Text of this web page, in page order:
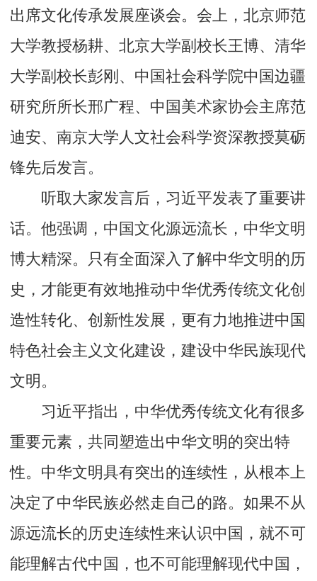
出席文化传承发展座谈会。会上，北京师范
大学教授杨耕、北京大学副校长王博、清华
大学副校长彭刚、中国社会科学院中国边疆
研究所所长邢广程、中国美术家协会主席范
迪安、南京大学人文社会科学资深教授莫砺
锋先后发言。
听取大家发言后，习近平发表了重要讲
话。他强调，中国文化源远流长，中华文明
博大精深。只有全面深入了解中华文明的历
史，才能更有效地推动中华优秀传统文化创
造性转化、创新性发展，更有力地推进中国
特色社会主义文化建设，建设中华民族现代
文明。
习近平指出，中华优秀传统文化有很多
重要元素，共同塑造出中华文明的突出特
性。中华文明具有突出的连续性，从根本上
决定了中华民族必然走自己的路。如果不从
源远流长的历史连续性来认识中国，就不可
能理解古代中国，也不可能理解现代中国，